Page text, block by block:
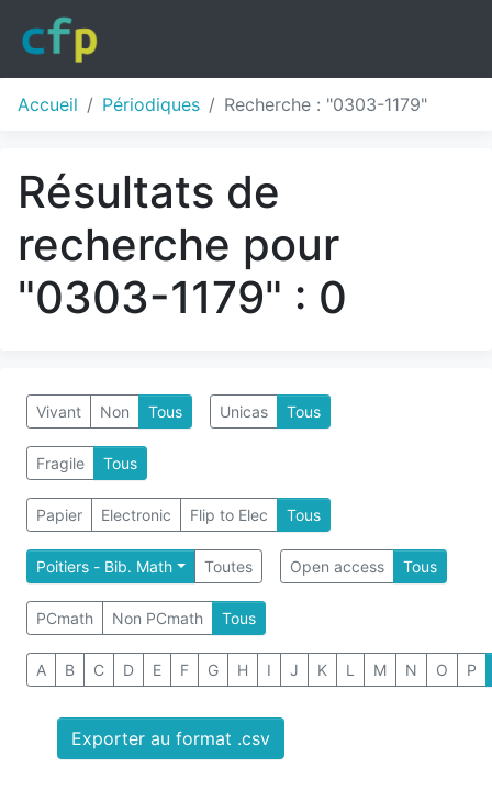
Accueil Périodiques Recherche : "0303-1179"
Résultats de
recherche pour
"0303-1179" : 0
Vivant Non Tous Unicas Tous
Fragile Tous
Papier Electronic Flip to Elec Tous
Poitiers - Bib. Math Toutes Open access Tous
PCmath Non PCmath Tous
A B C D E F G H I J K L M N O P
Exporter au format .csv